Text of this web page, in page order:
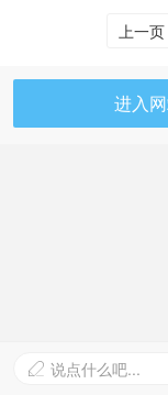
上一页
进入
 说点什么吧...